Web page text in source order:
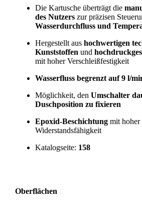
Die Kartusche überträgt die
des Nutzerszur präzisen
Wasserdurchfluss und
Hergestellt aus hochwertigen
Kunststoffen und
mit hoher Verschleißfestigkeit
Wasserfluss begrenzt auf 9 l/
Möglichkeit, den Umschalter
Duschposition zu fixieren
Epoxid-Beschichtungmit hoher
Widerstandsfähigkeit
Katalogseite: 158
Oberflächen